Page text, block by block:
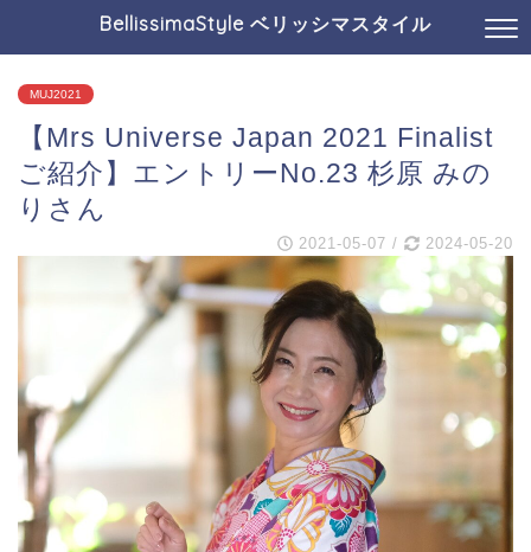
BellissimaStyle ベリッシマスタイル
MUJ2021
【Mrs Universe Japan 2021 Finalist
ご紹介】エントリーNo.23 杉原 みの
りさん
2021-05-07 / 2024-05-20